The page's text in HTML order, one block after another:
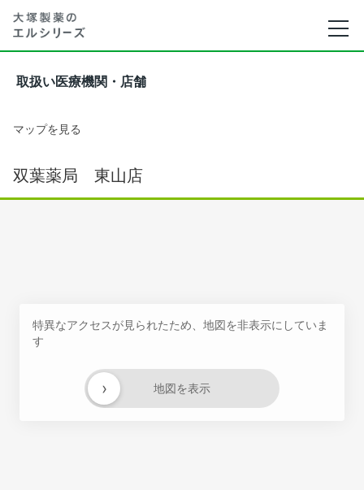
取扱い医療機関・店舗
マップを見る
双葉薬局 東山店
特異なアクセスが見られたため、地図を非表示にしていま
す
地図を表示
›